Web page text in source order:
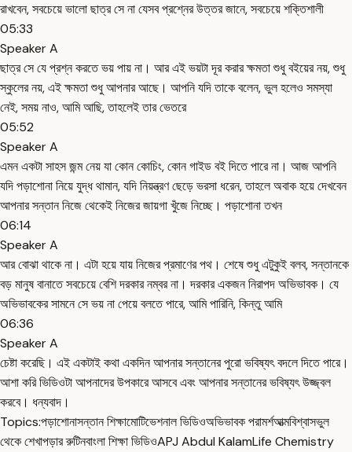
রাখবেন, সবচেয়ে ভালো ছাত্র সে না যেসব প্রশ্নের উত্তর জানে, সবচেয়ে শক্তিশালী
05:33
Speaker A
ছাত্র সে যে প্রশ্ন করতে ভয় পায় না। আর এই ভয়টা দূর করার ক্ষমতা শুধু বইয়ের নয়, শুধু
স্কুলের নয়, এই ক্ষমতা শুধু আপনার আছে। আপনি যদি তাকে বলেন, ভুল হলেও সমস্যা
নেই, সময় নাও, আমি আছি, তাহলেই তার ভেতরে
05:52
Speaker A
এমন একটা সাহস জন্ম নেয় যা কোন কোচিং, কোন গাইড বই দিতে পারে না। আজ আপনি
যদি পড়াশোনা নিয়ে যুদ্ধ থামান, যদি নিয়ন্ত্রণ ছেড়ে ভরসা ধরেন, তাহলে অবাক হয়ে দেখবেন
আপনার সন্তান নিজে থেকেই নিজের জায়গা খুঁজে নিচ্ছে। পড়াশোনা তখন
06:14
Speaker A
আর বোঝা থাকে না। এটা হয়ে যায় নিজের প্রমাণের পথ। শেষে শুধু এটুকুই বলব, সন্তানকে
বড় মানুষ বানাতে সবচেয়ে বেশি দরকার নম্বর না। দরকার একজন নিরাপদ অভিভাবক। যে
অভিভাবকের সামনে সে ভয় না পেয়ে বলতে পারে, আমি পারিনি, কিন্তু আমি
06:36
Speaker A
চেষ্টা করেছি। এই একটাই কথা একদিন আপনার সন্তানের পুরো ভবিষ্যৎ বদলে দিতে পারে।
আশা করি ভিডিওটা আপনাদের উপকারে আসবে এবং আপনার সন্তানের ভবিষ্যৎ উজ্জ্বল
করবে। ধন্যবাদ।
Topics:পড়াশোনাসন্তান শিক্ষামোটিভেশনাল ভিডিওঅভিভাবক পরামর্শআত্মবিশ্বাসভুল
থেকে শেখাপড়ার রুটিনবাংলা শিক্ষা ভিডিওAPJ Abdul KalamLife Chemistry